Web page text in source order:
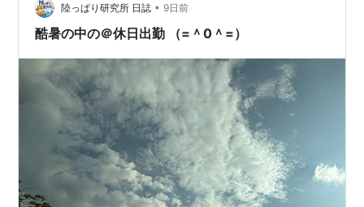
陸っぱり研究所 日誌 • 9日前
酷暑の中の＠休日出勤 （=＾0＾=）